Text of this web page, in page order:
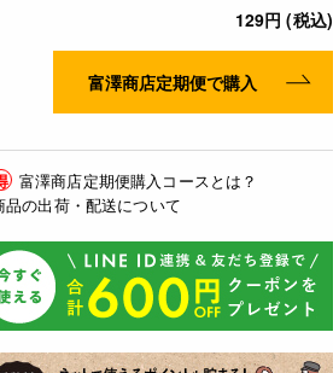
129円 (税込)
富澤商店定期便で購入
富澤商店定期便購入コースとは？
品の出荷・配送について